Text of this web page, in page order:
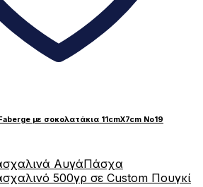
με σοκολατάκια 11cmX7cm Νο19
ΑυγάΠάσχα